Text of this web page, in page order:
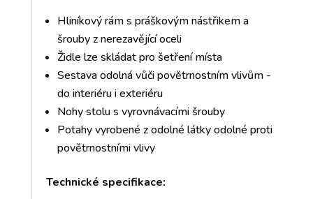
Hliníkový rám s práškovým nástřikem a
šrouby z nerezavějící oceli
Židle lze skládat pro šetření místa
Sestava odolná vůči povětrnostním vlivům -
do interiéru i exteriéru
Nohy stolu s vyrovnávacími šrouby
Potahy vyrobené z odolné látky odolné proti
povětrnostními vlivy
Technické specifikace: